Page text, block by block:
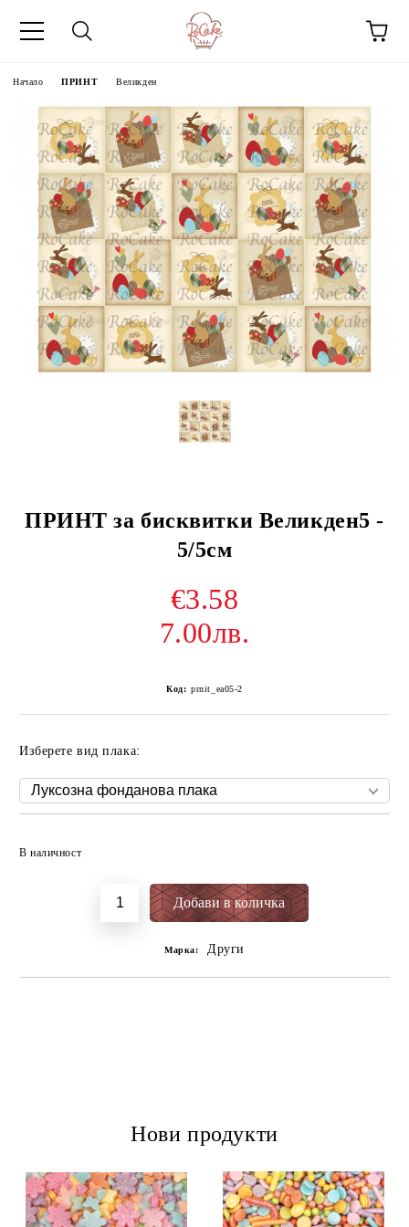
Начало ПРИНТ Великден
ПРИНТ за бисквитки Великден5 -
5/5см
€3.58
7.00лв.
Код: prnit_еа05-2
Изберете вид плака:
В наличност
Марка: Други
Нови продукти